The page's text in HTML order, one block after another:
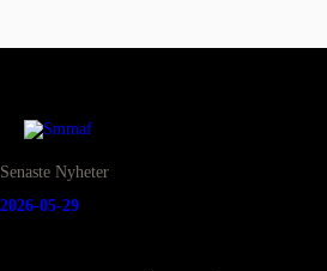
Senaste Nyheter
2026-05-29